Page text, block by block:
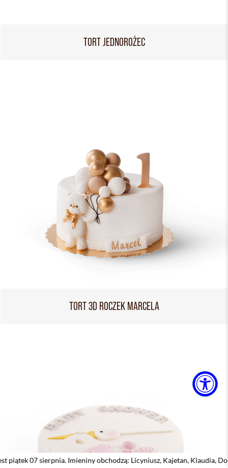
TORT JEDNOROŻEC
TORT 3D ROCZEK MARCELA
Imieniny obchodzą: Licyniusz, Kajetan, Klaudia, Dobiemir, Dorota,